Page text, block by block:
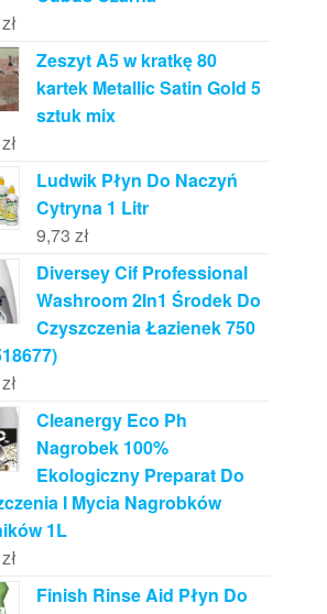
zł
Zeszyt A5 w kratkę 80
kartek Metallic Satin Gold 5
sztuk mix
zł
Ludwik Płyn Do Naczyń
Cytryna 1 Litr
9,73 zł
Diversey Cif Professional
Washroom 2In1 Środek Do
Czyszczenia Łazienek 750
zł
Cleanergy Eco Ph
Nagrobek 100%
Ekologiczny Preparat Do
I Mycia Nagrobków
1L
zł
Finish Rinse Aid Płyn Do